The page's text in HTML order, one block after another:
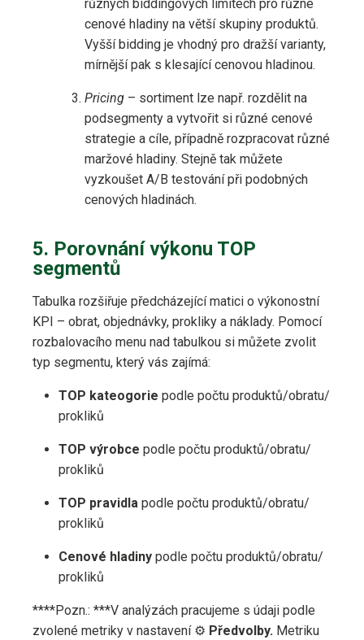
různých biddingových limitech pro různé
cenové hladiny na větší skupiny produktů.
Vyšší bidding je vhodný pro dražší varianty,
mírnější pak s klesající cenovou hladinou.
Pricing – sortiment lze např. rozdělit na
podsegmenty a vytvořit si různé cenové
strategie a cíle, případně rozpracovat různé
maržové hladiny. Stejně tak můžete
vyzkoušet A/B testování při podobných
cenových hladinách.
5. Porovnání výkonu TOP
segmentů
Tabulka rozšiřuje předcházející matici o výkonostní
KPI – obrat, objednávky, prokliky a náklady. Pomocí
rozbalovacího menu nad tabulkou si můžete zvolit
typ segmentu, který vás zajímá:
TOP kateogorie podle počtu produktů/​obratu/​
prokliků
TOP výrobce podle počtu produktů/​obratu/​
prokliků
TOP pravidla podle počtu produktů/​obratu/​
prokliků
Cenové hladiny podle počtu produktů/​obratu/​
prokliků
****Pozn.: ***V analýzách pracujeme s údaji podle
zvolené metriky v nastavení ⚙️ Předvolby. Metriku